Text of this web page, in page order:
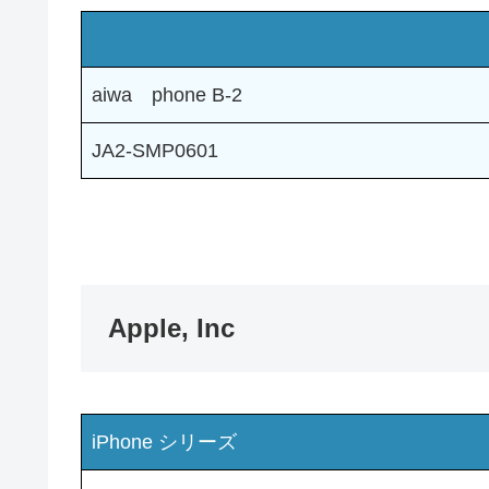
aiwa phone B-2
JA2-SMP0601
Apple, Inc
iPhone シリーズ